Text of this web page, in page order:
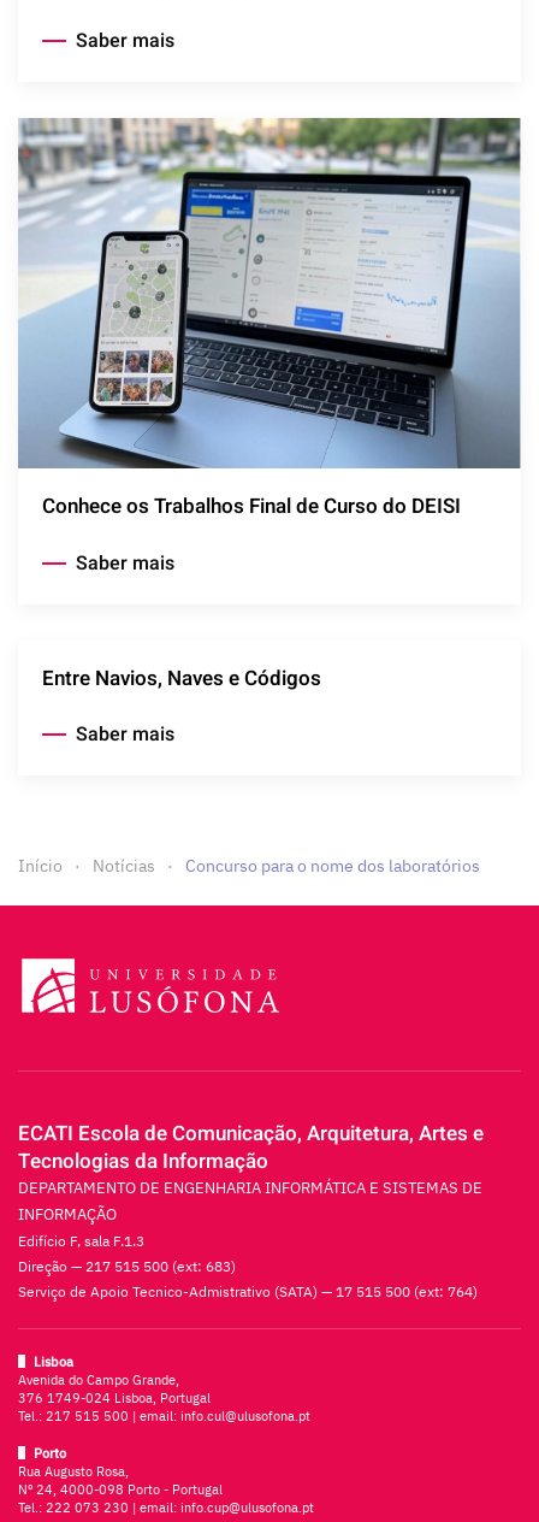
Saber mais
Conhece os Trabalhos Final de Curso do DEISI
Saber mais
Entre Navios, Naves e Códigos
Saber mais
Início Notícias Concurso para o nome dos laboratórios
ECATI Escola de Comunicação, Arquitetura, Artes e
Tecnologias da Informação
DEPARTAMENTO DE ENGENHARIA INFORMÁTICA E SISTEMAS DE
INFORMAÇÃO
Edifício F, sala F.1.3
Direção — 217 515 500 (ext: 683)
Serviço de Apoio Tecnico-Admistrativo (SATA) — 17 515 500 (ext: 764)
Lisboa
Avenida do Campo Grande,
376 1749-024 Lisboa, Portugal
Tel.: 217 515 500 | email: info.cul@ulusofona.pt
Porto
Rua Augusto Rosa,
Nº 24, 4000-098 Porto - Portugal
Tel.: 222 073 230 | email: info.cup@ulusofona.pt